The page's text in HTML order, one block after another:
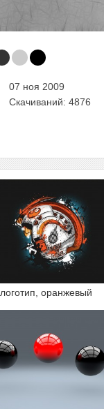
07 ноя 2009
Скачиваний: 4876
логотип, оранжевый